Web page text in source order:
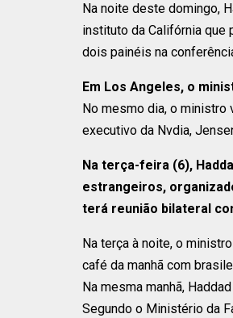
Na noite deste domingo,
instituto da Califórnia que
dois painéis na
Em Los Angeles, o
No mesmo dia, o ministro
executivo da Nvdia,
Na terça-feira (6),
estrangeiros,
terá reunião bilateral
Na terça à noite, o
café da manhã com
Na mesma manhã,
Segundo o Ministério da